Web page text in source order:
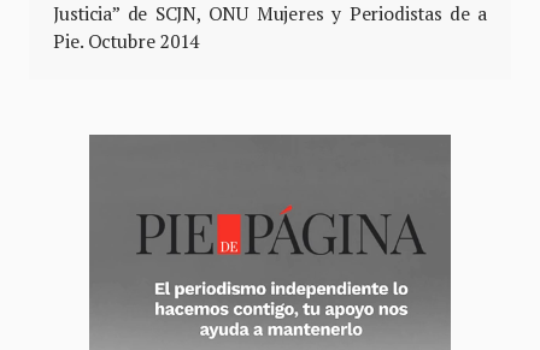
Justicia” de SCJN, ONU Mujeres y Periodistas de a
Pie. Octubre 2014